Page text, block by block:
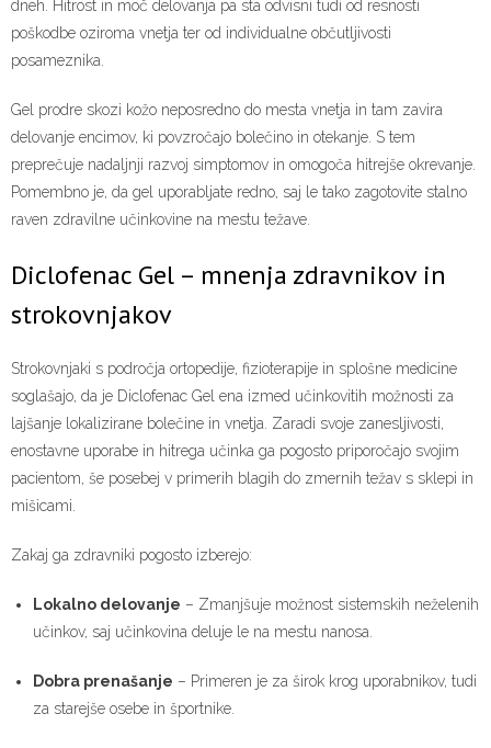
dneh. Hitrost in moč delovanja pa sta odvisni tudi od resnosti
poškodbe oziroma vnetja ter od individualne občutljivosti
posameznika.
Gel prodre skozi kožo neposredno do mesta vnetja in tam zavira
delovanje encimov, ki povzročajo bolečino in otekanje. S tem
preprečuje nadaljnji razvoj simptomov in omogoča hitrejše okrevanje.
Pomembno je, da gel uporabljate redno, saj le tako zagotovite stalno
raven zdravilne učinkovine na mestu težave.
Diclofenac Gel – mnenja zdravnikov in
strokovnjakov
Strokovnjaki s področja ortopedije, fizioterapije in splošne medicine
soglašajo, da je Diclofenac Gel ena izmed učinkovitih možnosti za
lajšanje lokalizirane bolečine in vnetja. Zaradi svoje zanesljivosti,
enostavne uporabe in hitrega učinka ga pogosto priporočajo svojim
pacientom, še posebej v primerih blagih do zmernih težav s sklepi in
mišicami.
Zakaj ga zdravniki pogosto izberejo:
Lokalno delovanje – Zmanjšuje možnost sistemskih neželenih
učinkov, saj učinkovina deluje le na mestu nanosa.
Dobra prenašanje – Primeren je za širok krog uporabnikov, tudi
za starejše osebe in športnike.